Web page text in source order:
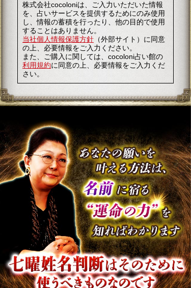
株式会社cocoloniは、ご入力いただいた情報
を、占いサービスを提供するためにのみ使用
し、情報の蓄積を行ったり、他の目的で使用
することはありません。
当社個人情報保護方針（外部サイト）に同意
の上、必要情報をご入力ください。
また、ご購入に関しては、cocoloni占い館の
利用規約に同意の上、必要情報をご入力くだ
さい。